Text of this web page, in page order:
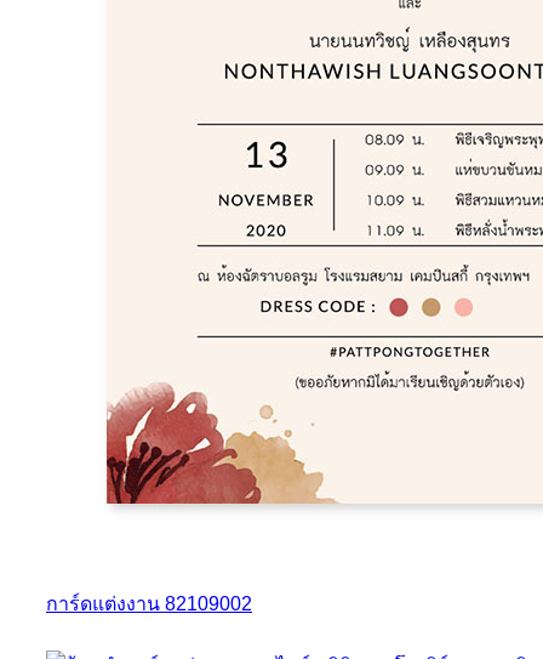
การ์ดแต่งงาน 82109002